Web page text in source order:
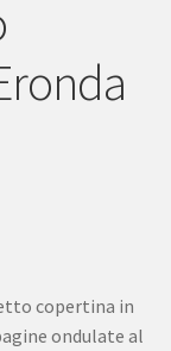
copertina in
ondulate al